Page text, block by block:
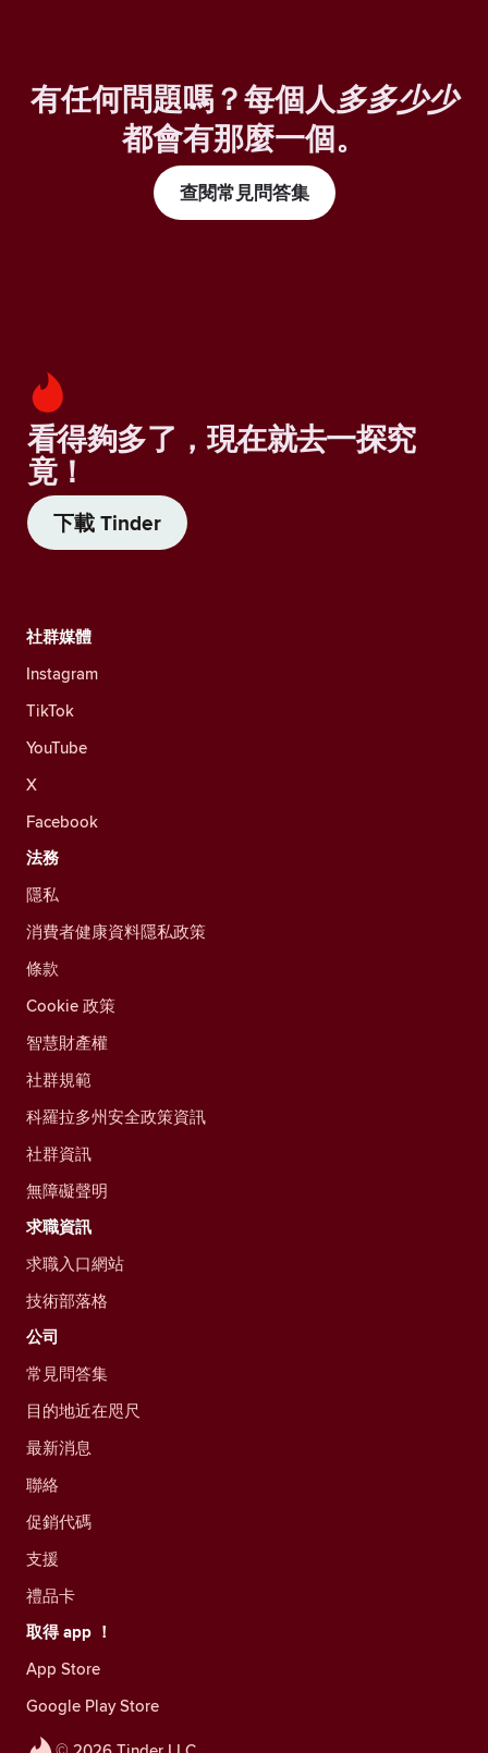
有任何問題嗎？每個人多多少少
都會有那麼一個。
查閱常見問答集
看得夠多了，現在就去一探究
竟！
下載 Tinder
社群媒體
Instagram
TikTok
YouTube
X
Facebook
法務
隱私
消費者健康資料隱私政策
條款
Cookie 政策
智慧財產權
社群規範
科羅拉多州安全政策資訊
社群資訊
無障礙聲明
求職資訊
求職入口網站
技術部落格
公司
常見問答集
目的地近在咫尺
最新消息
聯絡
促銷代碼
支援
禮品卡
取得 app ！
App Store
Google Play Store